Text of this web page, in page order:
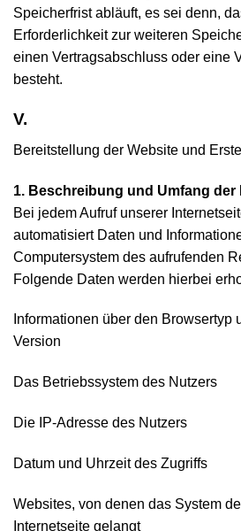
Speicherfrist abläuft, es sei denn,
Erforderlichkeit zur weiteren
einen Vertragsabschluss oder eine
besteht.
V.
Bereitstellung der Website und
1. Beschreibung und Umfang der
Bei jedem Aufruf unserer
automatisiert Daten und
Computersystem des aufrufenden
Folgende Daten werden hierbei
Informationen über den Browsertyp
Version
Das Betriebssystem des Nutzers
Die IP-Adresse des Nutzers
Datum und Uhrzeit des Zugriffs
Websites, von denen das System
Internetseite gelangt